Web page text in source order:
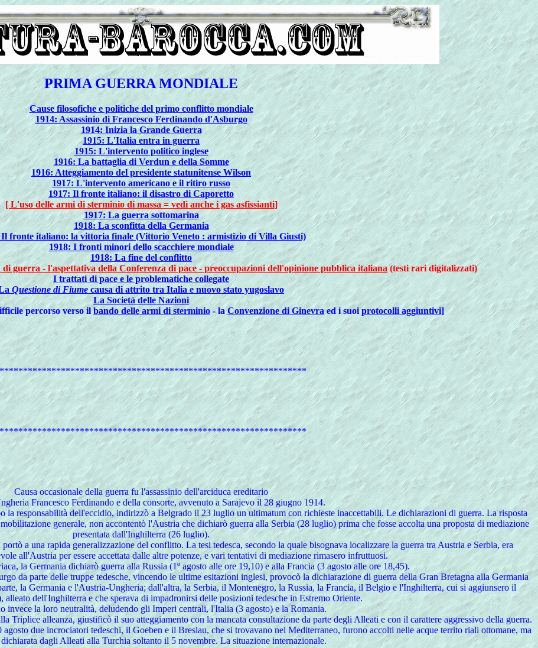
PRIMA GUERRA MONDIALE
Cause filosofiche e politiche del primo conflitto mondiale
1914: Assassinio di Francesco Ferdinando d'Asburgo
1914: Inizia la Grande Guerra
1915: L'Italia entra in guerra
1915: L'intervento politico inglese
1916: La battaglia di Verdun e della Somme
1916: Atteggiamento del presidente statunitense Wilson
1917: L'intervento americano e il ritiro russo
1917: Il fronte italiano: il disastro di Caporetto
[ L'uso delle armi di sterminio di massa = vedi anche i gas asfissianti]
1917: La guerra sottomarina
1918: La sconfitta della Germania
Il fronte italiano: la vittoria finale (Vittorio Veneto : armistizio di Villa Giusti)
1918: I fronti minori dello scacchiere mondiale
1918: La fine del conflitto
guerra - l'aspettativa della Conferenza di pace - preoccupazioni dell'opinione pubblica italiana(testi rari digitalizzati)
I trattati di pace e le problematiche collegate
Questione di Fiumecausa di attrito tra Italia e nuovo stato yugoslavo
La Società delle Nazioni
percorso verso ilbando delle armi di sterminio- laConvenzione di Ginevraed i suoiprotocolli aggiuntivi]
Causa occasionale della guerra fu l'assassinio dell'arciduca ereditario
Francesco Ferdinando e della consorte, avvenuto a Sarajevo il 28 giugno 1914.
la responsabilità dell'eccidio, indirizzò a Belgrado il 23 luglio un ultimatum con richieste inaccettabili. Le dichiarazioni di guerra. La risposta
generale, non accontentò l'Austria che dichiarò guerra alla Serbia (28 luglio) prima che fosse accolta una proposta di mediazione
presentata dall'Inghilterra (26 luglio).
a una rapida generalizzazione del conflitto. La tesi tedesca, secondo la quale bisognava localizzare la guerra tra Austria e Serbia, era
all'Austria per essere accettata dalle altre potenze, e vari tentativi di mediazione rimasero infruttuosi.
la Germania dichiarò guerra alla Russia (1º agosto alle ore 19,10) e alla Francia (3 agosto alle ore 18,45).
da parte delle truppe tedesche, vincendo le ultime esitazioni inglesi, provocò la dichiarazione di guerra della Gran Bretagna alla Germania
la Germania e l'Austria-Ungheria; dall'altra, la Serbia, il Montenegro, la Russia, la Francia, il Belgio e l'Inghilterra, cui si aggiunsero il
alleato dell'Inghilterra e che sperava di impadronirsi delle posizioni tedesche in Estremo Oriente.
invece la loro neutralità, deludendo gli Imperi centrali, l'Italia (3 agosto) e la Romania.
Triplice alleanza, giustificò il suo atteggiamento con la mancata consultazione da parte degli Alleati e con il carattere aggressivo della guerra.
due incrociatori tedeschi, il Goeben e il Breslau, che si trovavano nel Mediterraneo, furono accolti nelle acque territo riali ottomane, ma
dagli Alleati alla Turchia soltanto il 5 novembre. La situazione internazionale.